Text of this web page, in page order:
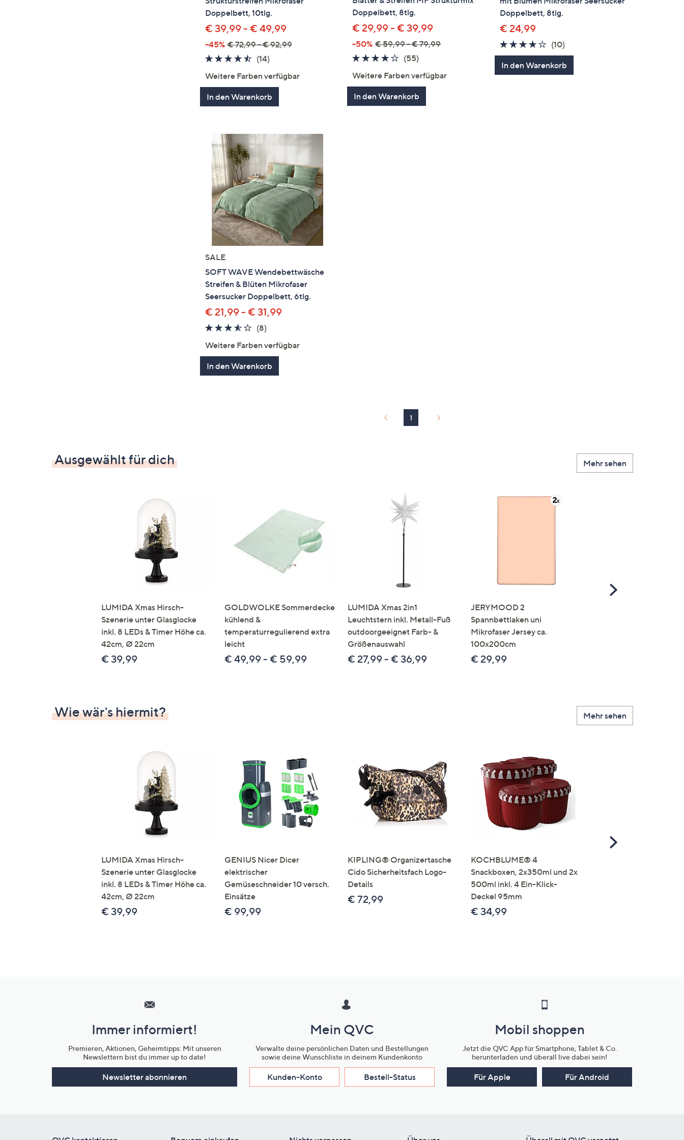
Doppelbett, 10tlg.
€ 39,99 - € 49,99
--45% € 72,99 - € 92,99
4.4
(14)14
Weitere Farben verfügbar
In den Warenkorb
Doppelbett, 8tlg.
€ 29,99 - € 39,99
--50% € 59,99 - € 79,99
4.1
(55)
Weitere Farben verfügbar
In den Warenkorb
Doppelbett, 8tlg.
€ 24,99
3.7
von
5
(10)
Bewertungen
In den Warenkorb
SALE
SOFT WAVE Wendebettwäsche
Streifen & Blüten Mikrofaser
Seersucker Doppelbett, 6tlg.
€ 21,99 - € 31,99
3.5
5
(8)8
Weitere Farben verfügbar
In den Warenkorb
1
Ausgewählt für dich Mehr sehen
LUMIDA Xmas Hirsch-
Szenerie unter Glasglocke
inkl. 8 LEDs & Timer Höhe ca.
42cm, Ø 22cm
€ 39,99
GOLDWOLKE Sommerdecke
kühlend &
temperaturregulierend extra
leicht
€ 49,99 - € 59,99
LUMIDA Xmas 2in1
Leuchtstern inkl. Metall-Fuß
outdoorgeeignet Farb- &
Größenauswahl
€ 27,99 - € 36,99
JERYMOOD 2
Spannbettlaken uni
Mikrofaser Jersey ca.
100x200cm
€ 29,99
Scroll
Right
Wie wär's hiermit? Mehr sehen
LUMIDA Xmas Hirsch-
Szenerie unter Glasglocke
inkl. 8 LEDs & Timer Höhe ca.
42cm, Ø 22cm
€ 39,99
GENIUS Nicer Dicer
elektrischer
Gemüseschneider 10 versch.
Einsätze
€ 99,99
KIPLING® Organizertasche
Cido Sicherheitsfach Logo-
Details
€ 72,99
KOCHBLUME® 4
Snackboxen, 2x350ml und 2x
500ml inkl. 4 Ein-Klick-
Deckel 95mm
€ 34,99
Scroll
Right
Unternehmensinformationen
Immer informiert!
Premieren, Aktionen, Geheimtipps: Mit unseren
Newslettern bist du immer up to date!
Newsletter abonnieren
Mein QVC
Verwalte deine persönlichen Daten und Bestellungen
sowie deine Wunschliste in deinem Kundenkonto
Kunden-Konto Bestell-Status
Mobil shoppen
Jetzt die QVC App für Smartphone, Tablet & Co.
herunterladen und überall live dabei sein!
Für Apple Für Android